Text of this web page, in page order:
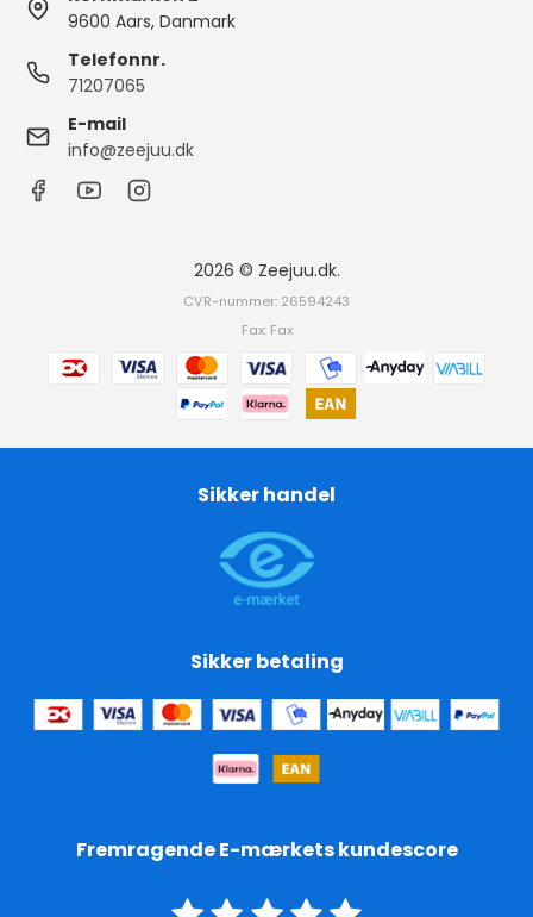
9600 Aars, Danmark
Telefonnr.
71207065
E-mail
info@zeejuu.dk
2026 © Zeejuu.dk.
CVR-nummer: 26594243
Fax: Fax
Sikker handel
Sikker betaling
Fremragende E-mærkets kundescore